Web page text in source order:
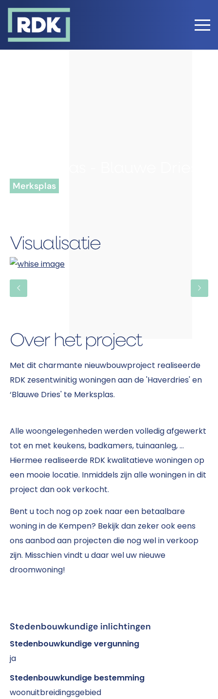
Merksplas
Visualisatie
Over het project
Met dit charmante nieuwbouwproject realiseerde
RDK zesentwinitig woningen aan de 'Haverdries' en
‘Blauwe Dries' te Merksplas.
Alle woongelegenheden werden volledig afgewerkt
tot en met keukens, badkamers, tuinaanleg, …
Hiermee realiseerde RDK kwalitatieve woningen op
een mooie locatie. Inmiddels zijn alle woningen in dit
project dan ook verkocht.
Bent u toch nog op zoek naar een betaalbare
woning in de Kempen? Bekijk dan zeker ook eens
ons aanbod aan projecten die nog wel in verkoop
zijn. Misschien vindt u daar wel uw nieuwe
droomwoning!
Stedenbouwkundige inlichtingen
Stedenbouwkundige vergunning
ja
Stedenbouwkundige bestemming
woonuitbreidingsgebied